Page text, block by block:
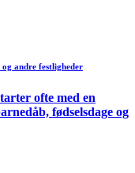
andre festligheder
ofte med en
fødselsdage og